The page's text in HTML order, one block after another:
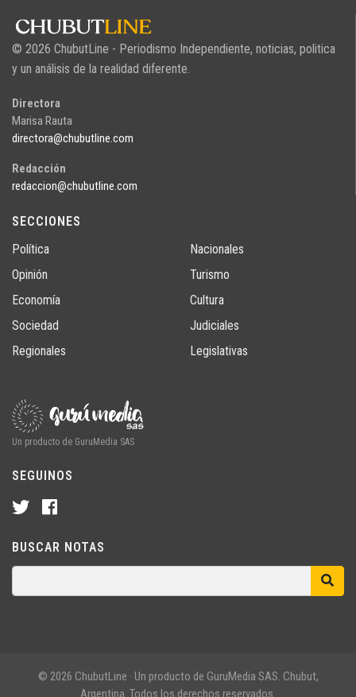
© 2026 ChubutLine - Periodismo Independiente, noticias, politica
y un análisis de la realidad diferente.
Directora
Marisa Rauta
directora@chubutline.com
Redacción
redaccion@chubutline.com
SECCIONES
Política
Opinión
Economía
Sociedad
Regionales
Nacionales
Turismo
Cultura
Judiciales
Legislativas
Un producto de GuruMedia SAS
SEGUINOS
BUSCAR NOTAS
© 2026 ChubutLine · Un producto de GuruMedia SAS. Chubut,
Argentina. Todos los derechos reservados.